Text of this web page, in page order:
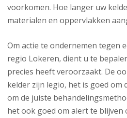
voorkomen. Hoe langer uw
materialen en oppervlakken
Om actie te ondernemen tegen
regio Lokeren, dient u te
precies heeft veroorzaakt. De
kelder zijn legio, het is goed om
om de juiste
het ook goed om alert te blijven